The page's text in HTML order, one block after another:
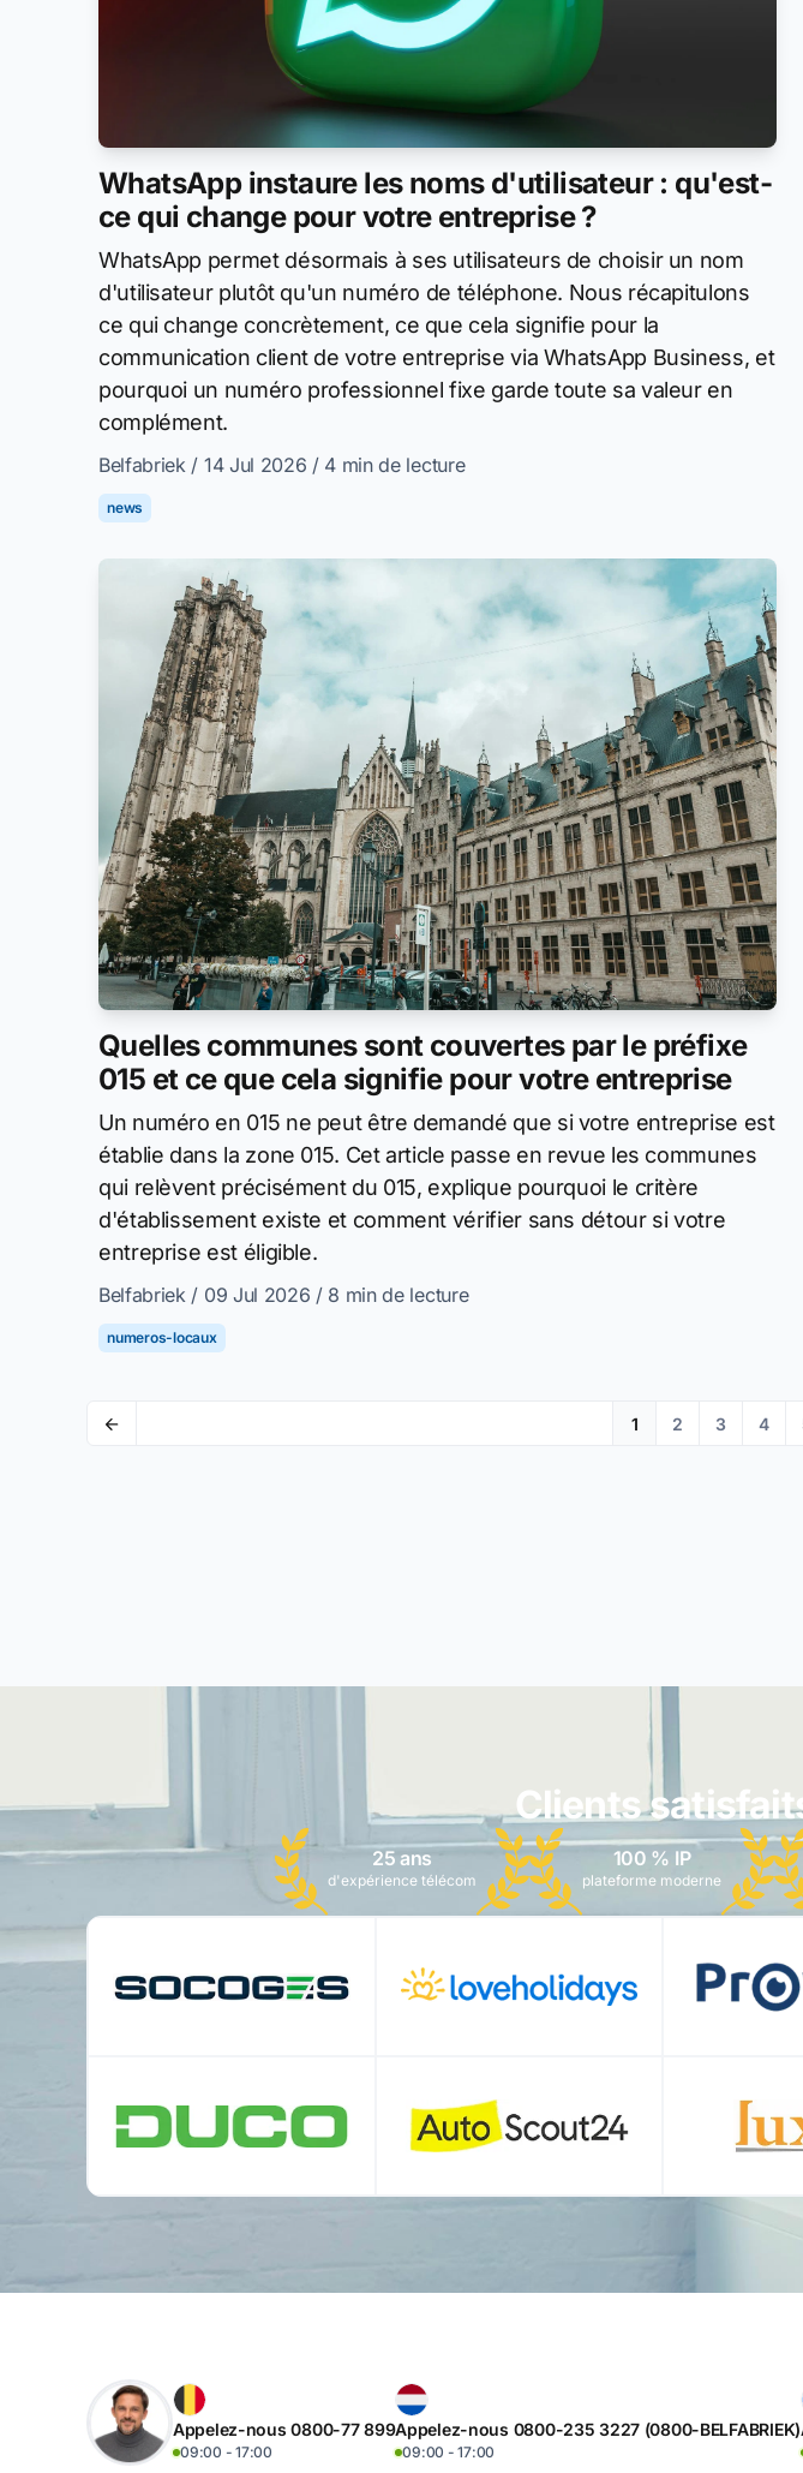
WhatsApp instaure les noms d'utilisateur : qu'est-
ce qui change pour votre entreprise ?
WhatsApp permet désormais à ses utilisateurs de choisir un nom
d'utilisateur plutôt qu'un numéro de téléphone. Nous récapitulons
ce qui change concrètement, ce que cela signifie pour la
communication client de votre entreprise via WhatsApp Business, et
pourquoi un numéro professionnel fixe garde toute sa valeur en
complément.
Belfabriek / 14 Jul 2026 / 4 min de lecture
news
Quelles communes sont couvertes par le préfixe
015 et ce que cela signifie pour votre entreprise
Un numéro en 015 ne peut être demandé que si votre entreprise est
établie dans la zone 015. Cet article passe en revue les communes
qui relèvent précisément du 015, explique pourquoi le critère
d'établissement existe et comment vérifier sans détour si votre
entreprise est éligible.
Belfabriek / 09 Jul 2026 / 8 min de lecture
numeros-locaux
1 2 3 4
Clients
25 ans
d'expérience télécom
100 % IP
plateforme moderne
Appelez-nous 0800-77 899
09:00 - 17:00
Appelez-nous 0800-235 3227 (0800-BELFABRIEK)
09:00 - 17:00